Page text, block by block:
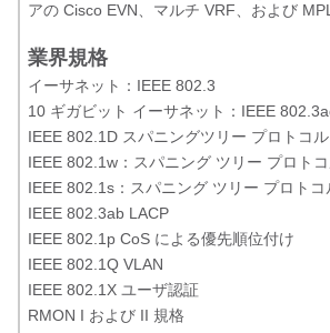
アの Cisco EVN、マルチ VRF、および
業界規格
イーサネット：IEEE 802.3
10 ギガビット イーサネット：IEEE
IEEE 802.1D スパニングツリー プロトコル
IEEE 802.1w：スパニング ツリー プロト
IEEE 802.1s：スパニング ツリー プロト
IEEE 802.3ab LACP
IEEE 802.1p CoS による優先順位付け
IEEE 802.1Q VLAN
IEEE 802.1X ユーザ認証
RMON I および II 規格